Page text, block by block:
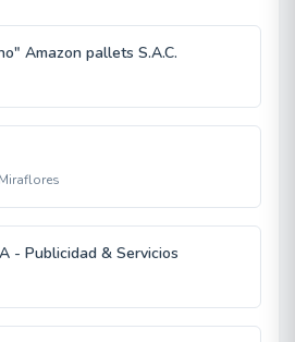
Amazon pallets S.A.C.
- Publicidad & Servicios